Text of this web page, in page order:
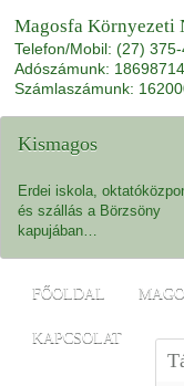
Magosfa Környezeti
Telefon/Mobil: (27)
Adószámunk:
Számlaszámunk:
Kismagos
Erdei iskola,
és szállás a Börzsöny
kapujában…
FŐOLDAL
KAPCSOLAT